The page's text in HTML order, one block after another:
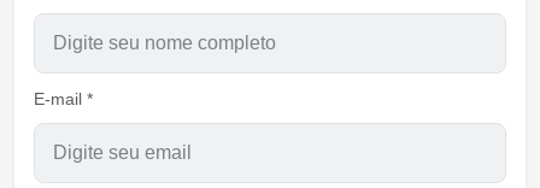
E-mail *